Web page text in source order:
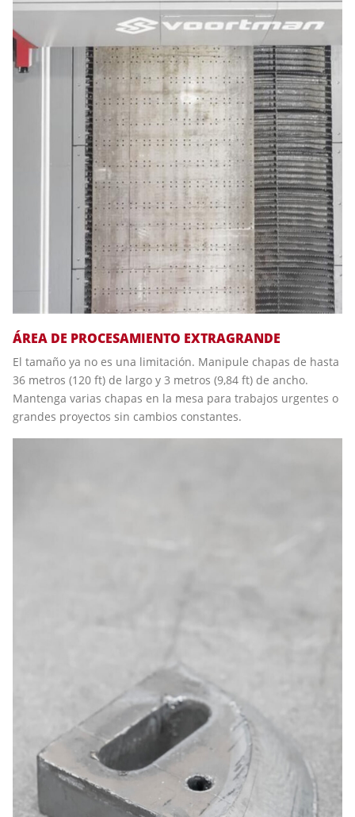
ÁREA DE PROCESAMIENTO EXTRAGRANDE
El tamaño ya no es una limitación. Manipule chapas de hasta
36 metros (120 ft) de largo y 3 metros (9,84 ft) de ancho.
Mantenga varias chapas en la mesa para trabajos urgentes o
grandes proyectos sin cambios constantes.